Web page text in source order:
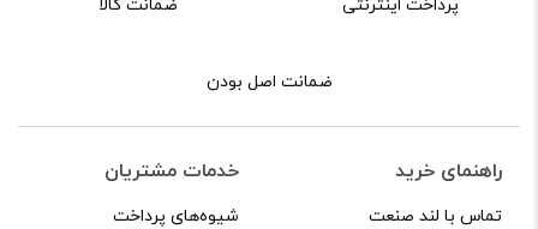
پرداخت اینترنتی ضمانت کالا
ضمانت اصل بودن
راهنمای خرید
تماس با لند صنعت
خدمات مشتریان
شیوه‌های پرداخت